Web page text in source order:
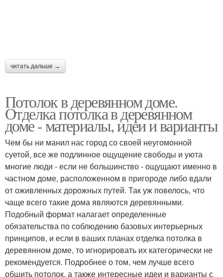
читать дальше →
Потолок в деревянном доме.
Отделка потолка в деревянном
доме - материалы, идеи и варианты
Чем бы ни манил нас город со своей неугомонной
суетой, все же подлинное ощущение свободы и уюта
многие люди - если не большинство - ощущают именно в
частном доме, расположенном в пригороде либо вдали
от оживленных дорожных путей. Так уж повелось, что
чаще всего такие дома являются деревянными.
Подобный формат налагает определенные
обязательства по соблюдению базовых интерьерных
принципов, и если в ваших планах отделка потолка в
деревянном доме, то игнорировать их категорически не
рекомендуется. Подробнее о том, чем лучше всего
обшить потолок, а также интересные идеи и варианты с